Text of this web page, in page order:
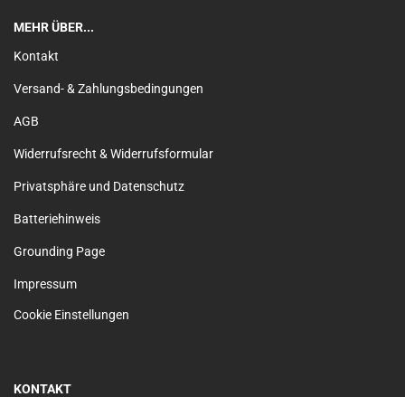
MEHR ÜBER...
Kontakt
Versand- & Zahlungsbedingungen
AGB
Widerrufsrecht & Widerrufsformular
Privatsphäre und Datenschutz
Batteriehinweis
Grounding Page
Impressum
Cookie Einstellungen
KONTAKT